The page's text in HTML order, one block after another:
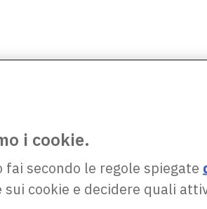
i cookie.
fai secondo le regole spiegate
cookie e decidere quali